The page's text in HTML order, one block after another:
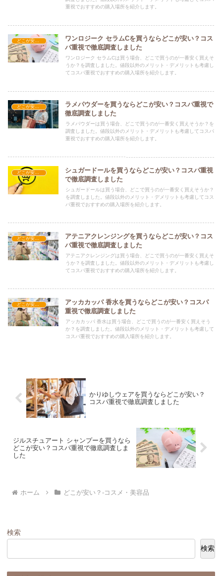
重視でおすすめの購入場所を紹介します。
どこが安い？-コスメ・美容品
ワンロジーク セラムCを買うならどこが安い？コス
パ重視で徹底調査しました
ワンロジーク セラムCは買う場合、どこで買うのが一番安く買えそ
うか？を調査しました。値段以外のメリット・デメリットも考慮し
てコスパ重視でおすすめの購入場所を紹介します。
どこが安い？-コスメ・美容品
ラメパウダーを買うならどこが安い？コスパ重視で
徹底調査しました
ラメパウダーは買う場合、どこで買うのが一番安く買えそうか？を
調査しました。値段以外のメリット・デメリットも考慮してコスパ
重視でおすすめの購入場所を紹介します。
どこが安い？-コスメ・美容品
シュガードールを買うならどこが安い？コスパ重視
で徹底調査しました
シュガードールは買う場合、どこで買うのが一番安く買えそうか？
を調査しました。値段以外のメリット・デメリットも考慮してコス
パ重視でおすすめの購入場所を紹介します。
どこが安い？-コスメ・美容品
アテニアクレンジングを買うならどこが安い？コス
パ重視で徹底調査しました
アテニアクレンジングは買う場合、どこで買うのが一番安く買えそ
うか？を調査しました。値段以外のメリット・デメリットも考慮し
てコスパ重視でおすすめの購入場所を紹介します。
どこが安い？-コスメ・美容品
アッカカッパ 香水を買うならどこが安い？コスパ
重視で徹底調査しました
アッカカッパ 香水は買う場合、どこで買うのが一番安く買えそう
か？を調査しました。値段以外のメリット・デメリットも考慮して
コスパ重視でおすすめの購入場所を紹介します。
かりゆしウェアを買うならどこが安い？
コスパ重視で徹底調査しました
ジルスチュアート シャンプーを買うなら
どこが安い？コスパ重視で徹底調査しま
した
ホーム どこが安い？-コスメ・美容品
検索
検索